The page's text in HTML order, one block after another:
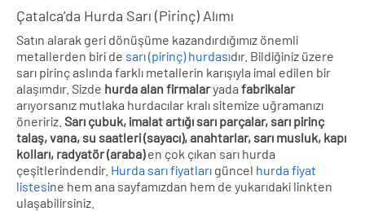
Çatalca’da Hurda Sarı (Pirinç) Alımı
Satın alarak geri dönüşüme kazandırdığımız önemli
metallerden biri de sarı (pirinç) hurdasıdır. Bildiğiniz üzere
sarı pirinç aslında farklı metallerin karışıyla imal edilen bir
alaşımdır. Sizde hurda alan firmalaryada fabrikalar
arıyorsanız mutlaka hurdacılar kralı sitemize uğramanızı
öneririz. Sarı çubuk, imalat artığı sarı parçalar, sarı pirinç
talaş, vana, su saatleri (sayacı), anahtarlar, sarı musluk, kapı
kolları, radyatör (araba)en çok çıkan sarı hurda
çeşitlerindendir. Hurda sarı fiyatları güncel hurda fiyat
listesine hem ana sayfamızdan hem de yukarıdaki linkten
ulaşabilirsiniz.